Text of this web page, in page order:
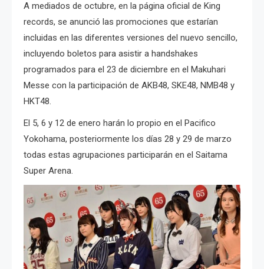
A mediados de octubre, en la página oficial de King
records, se anunció las promociones que estarían
incluidas en las diferentes versiones del nuevo sencillo,
incluyendo boletos para asistir a handshakes
programados para el 23 de diciembre en el Makuhari
Messe con la participación de AKB48, SKE48, NMB48 y
HKT48.
El 5, 6 y 12 de enero harán lo propio en el Pacifico
Yokohama, posteriormente los días 28 y 29 de marzo
todas estas agrupaciones participarán en el Saitama
Super Arena.